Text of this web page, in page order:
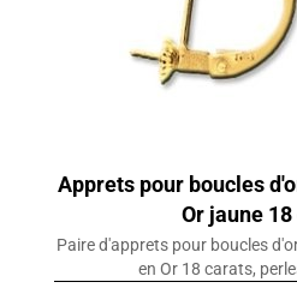
Apprets pour boucles
Or jaune
Paire d'apprets pour boucles
en Or 18 carats,